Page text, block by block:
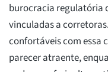
burocracia regulatória
vinculadas a
confortáveis com essa
parecer atraente,